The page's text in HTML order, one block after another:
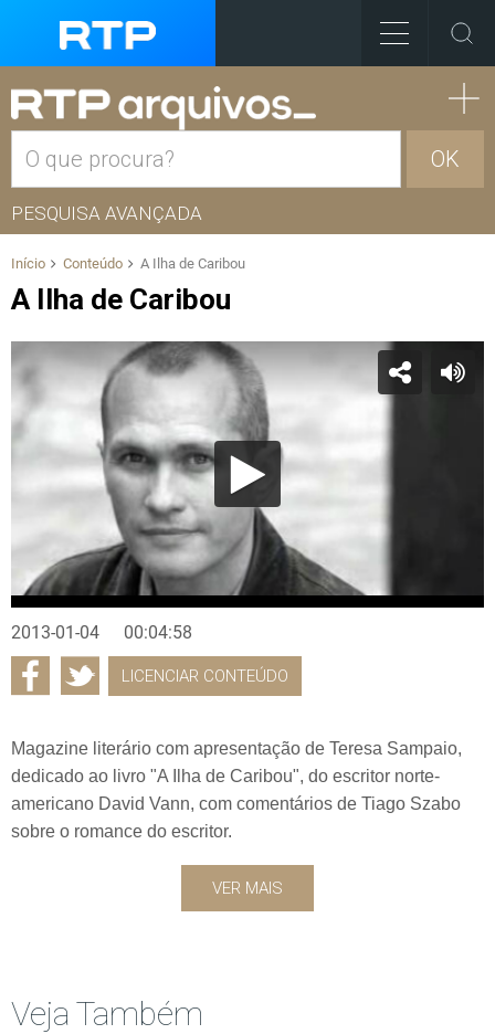
OK
PESQUISA AVANÇADA
Início Conteúdo A Ilha de Caribou
A Ilha de Caribou
2013-01-04 00:04:58
LICENCIAR CONTEÚDO
Magazine literário com apresentação de Teresa Sampaio,
dedicado ao livro "A Ilha de Caribou", do escritor norte-
americano David Vann, com comentários de Tiago Szabo
sobre o romance do escritor.
VER MAIS
Veja Também